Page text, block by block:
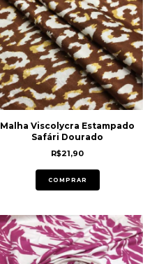
Malha Viscolycra Estampado
Safári Dourado
R$21,90
COMPRAR